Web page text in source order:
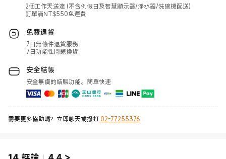
2個工作天送達 (不含例假日及智慧顯示器/淨水器/洗碗機配送)
訂單滿NT$550免運費
免費退貨
7日無條件退貨服務
7日功能性問題換貨
安全結帳
安全無虞的結賬功能。簡單快速
需要更多協助嗎？立即聊天或撥打 02-77255376